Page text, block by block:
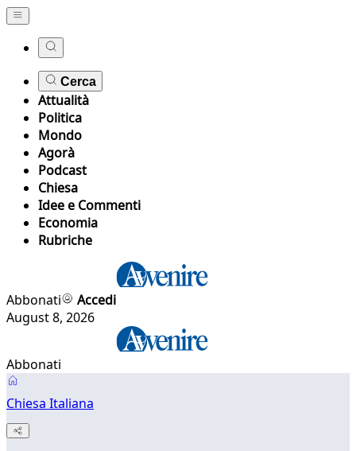
Cerca
Attualità
Politica
Mondo
Agorà
Podcast
Chiesa
Idee e Commenti
Economia
Rubriche
Abbonati
Accedi
August 8, 2026
Abbonati
Chiesa Italiana